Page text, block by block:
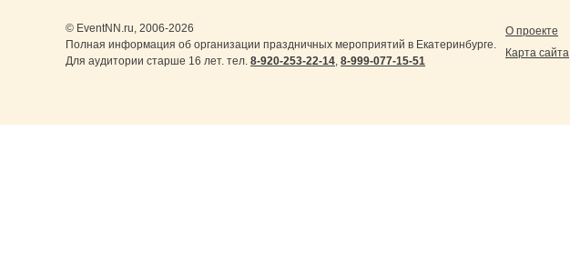
© EventNN.ru, 2006-2026
Полная информация об организации праздничных мероприятий в Екатеринбурге.
Для аудитории старше 16 лет. тел. 8-920-253-22-14, 8-999-077-15-51
О проекте
Карта сайта